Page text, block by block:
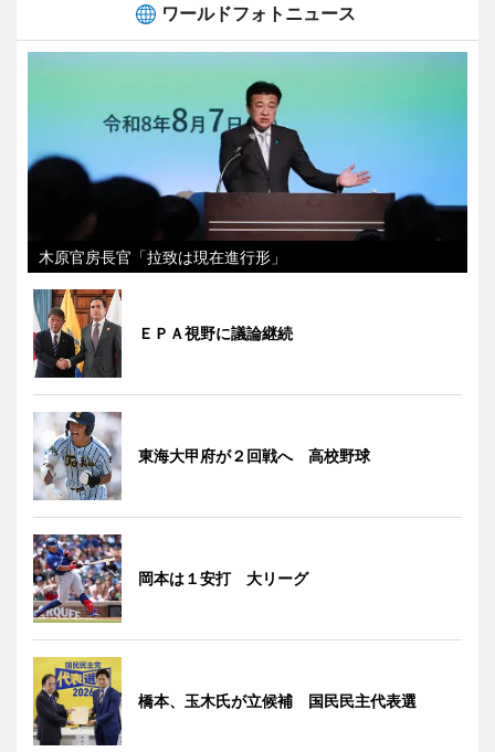
ワールドフォトニュース
木原官房長官「拉致は現在進行形」
ＥＰＡ視野に議論継続
東海大甲府が２回戦へ 高校野球
岡本は１安打 大リーグ
橋本、玉木氏が立候補 国民民主代表選